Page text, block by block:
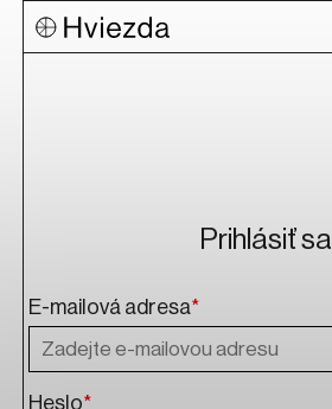
Prihlásiť sa
E-mailová adresa*
Heslo*